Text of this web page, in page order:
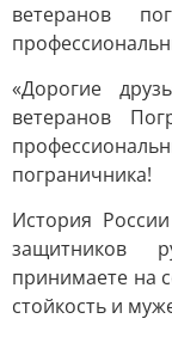
ветеранов
«Дорогие
ветеранов
пограничника!
История
защитников
принимаете на
стойкость и